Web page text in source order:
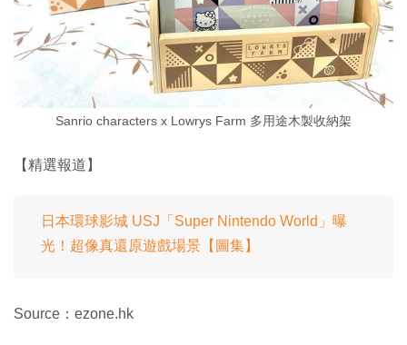
Sanrio characters x Lowrys Farm 多用途木製收納架
【精選報道】
日本環球影城 USJ「Super Nintendo World」曝
光！超像真還原遊戲場景【圖集】
Source：ezone.hk